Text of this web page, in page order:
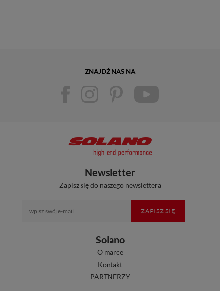
ZNAJDŹ NAS NA
Newsletter
Zapisz się do naszego newslettera
ZAPISZ SIĘ
Solano
O marce
Kontakt
PARTNERZY